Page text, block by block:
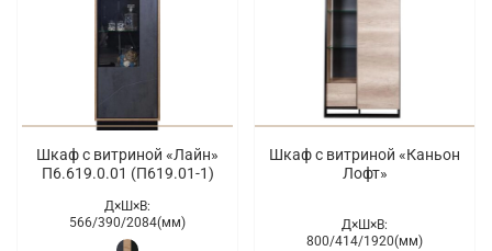
Шкаф с витриной «Лайн»
П6.619.0.01 (П619.01-1)
Д×Ш×В:
566/390/2084(мм)
Шкаф с витриной «Каньон
Лофт»
Д×Ш×В:
800/414/1920(мм)